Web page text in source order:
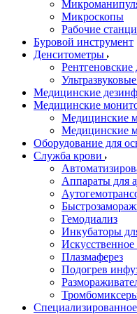
Микроскопы
Рабочие
Буровой инструмент
Денситометры
Медицинские
Медицинские
Медицинские
Медицинские
Оборудование для
Служба крови
Аппараты для
Гемодиализ
Инкубаторы
Плазмаферез
Подогрев